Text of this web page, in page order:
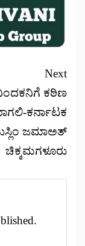
Next
ಕಠಿಣ
ಕರ್ನಾಟಕ
ಜಮಾಅತ್
ಚಿಕ್ಕಮಗಳೂರು